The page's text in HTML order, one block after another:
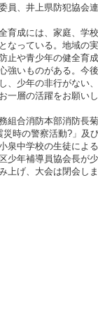
員、井上県防犯協会
育成には、家庭、学
なっている。地域の
止や青少年の健全育
強いものがある。今後
、少年の非行がない
一層の活躍をお願い
組合消防本部消防長
時の警察活動?」及
泉中学校の生徒によ
少年補導員協会長が
上げ、大会は閉会しま